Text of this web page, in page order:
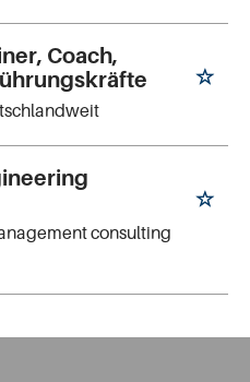
Coach,
consulting